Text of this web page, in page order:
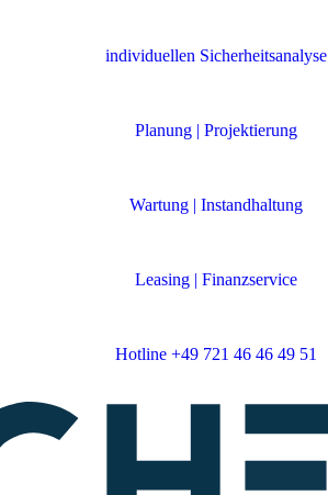
individuellen Sicherheitsanalyse
Planung | Projektierung
Wartung | Instandhaltung
Leasing | Finanzservice
Hotline +49 721 46 46 49 51